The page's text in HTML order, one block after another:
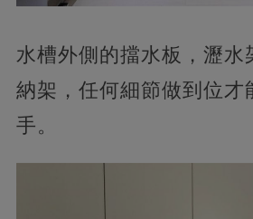
水槽外側的擋水板，瀝水
納架，任何細節做到位才
手。